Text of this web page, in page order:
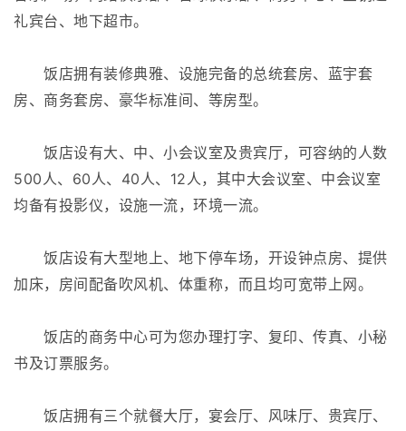
礼宾台、地下超市。
饭店拥有装修典雅、设施完备的总统套房、蓝宇套
房、商务套房、豪华标准间、等房型。
饭店设有大、中、小会议室及贵宾厅，可容纳的人数
500人、60人、40人、12人，其中大会议室、中会议室
均备有投影仪，设施一流，环境一流。
饭店设有大型地上、地下停车场，开设钟点房、提供
加床，房间配备吹风机、体重称，而且均可宽带上网。
饭店的商务中心可为您办理打字、复印、传真、小秘
书及订票服务。
饭店拥有三个就餐大厅，宴会厅、风味厅、贵宾厅、